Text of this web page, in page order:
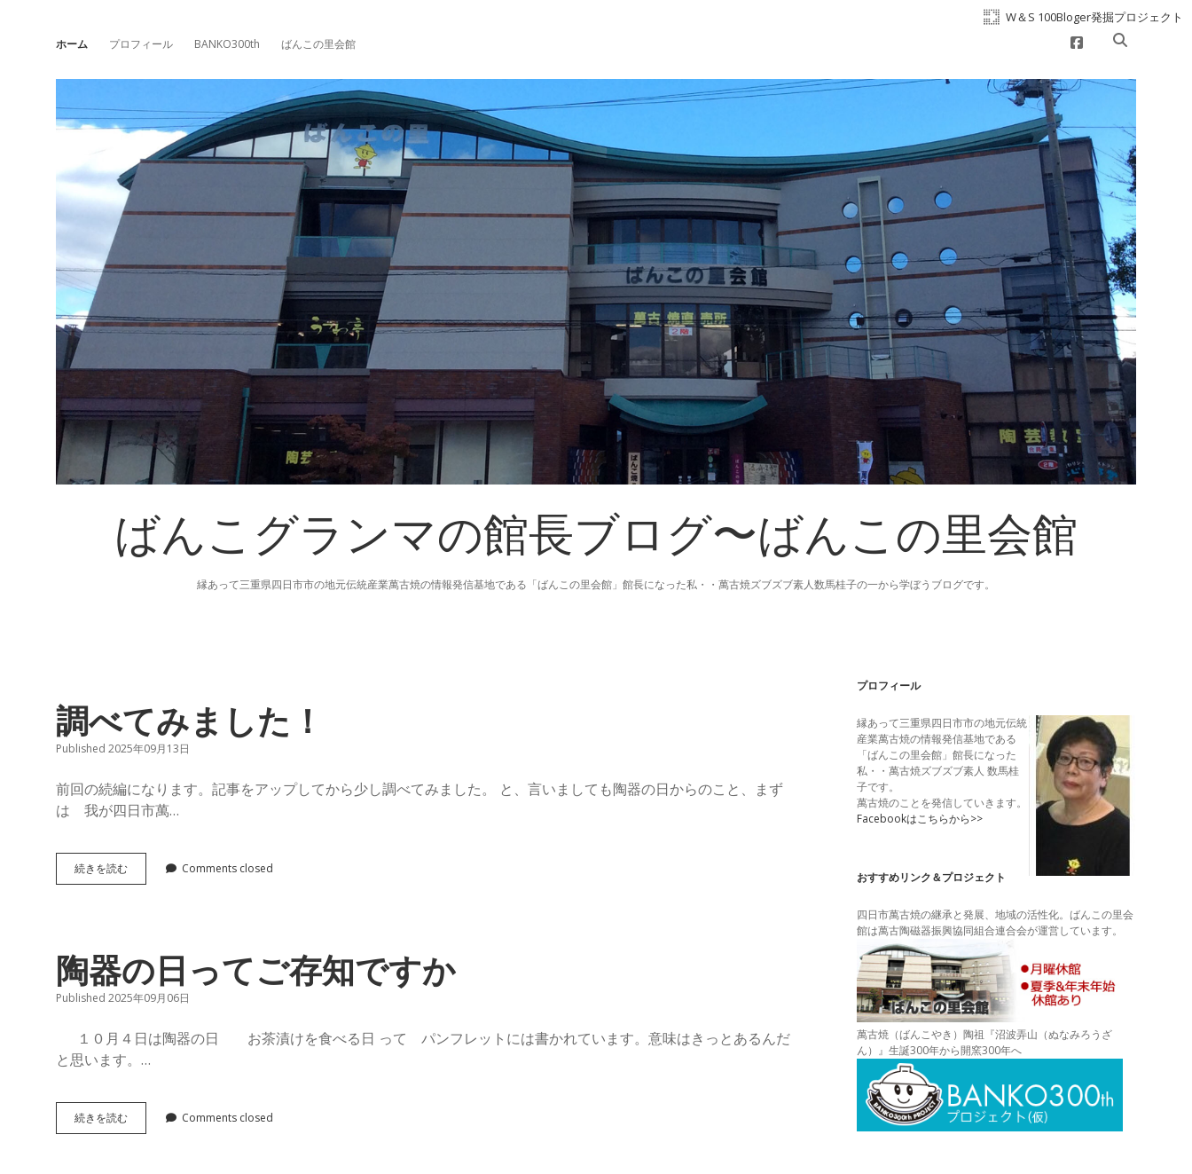
W＆S 100Bloger発掘プロジェクト
ホーム プロフィール BANKO300th ばんこの里会館 facebook
ばんこグランマの館長ブログ〜ばんこの里会館
縁あって三重県四日市市の地元伝統産業萬古焼の情報発信基地である「ばんこの里会館」館長になった私・・萬古焼ズブズブ素人数馬桂子の一から学ぼうブログです。
ば
ん
こ
グ
ラ
マ
の
館
長
ブ
調べてみました！
Published 2025年09月13日
前回の続編になります。記事をアップしてから少し調べてみました。 と、言いましても陶器の日からのこと、まず
は 我が四日市萬…
続きを読む調
べ
た！
Comments closed
陶器の日ってご存知ですか
Published 2025年09月06日
１０月４日は陶器の日 お茶漬けを食べる日 って パンフレットには書かれています。意味はきっとあるんだ
と思います。…
続きを読む陶
器
Comments closed
Sidebar
プロフィール
縁あって三重県四日市市の地元伝統
産業萬古焼の情報発信基地である
「ばんこの里会館」館長になった
私・・萬古焼ズブズブ素人 数馬桂
子です。
萬古焼のことを発信していきます。
Facebookはこちらから>>
おすすめリンク＆プロジェクト
四日市萬古焼の継承と発展、地域の活性化。ばんこの里会
館は萬古陶磁器振興協同組合連合会が運営しています。
萬古焼（ばんこやき）陶祖『沼波弄山（ぬなみろうざ
ん）』生誕300年から開窯300年へ